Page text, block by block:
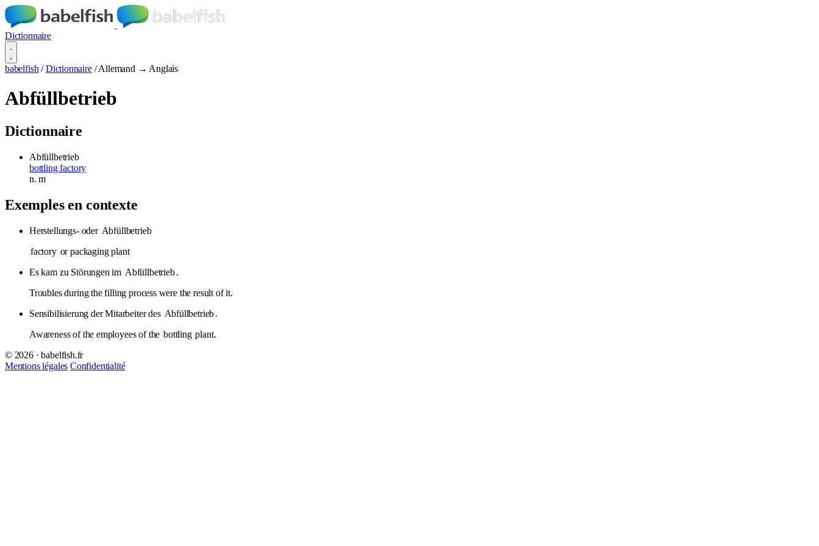
Dictionnaire
babelfish / Dictionnaire / Allemand → Anglais
Abfüllbetrieb
Dictionnaire
Abfüllbetrieb
bottling factory
n.m
Exemples en contexte
Herstellungs- oder Abfüllbetrieb
factory or packaging plant
Es kam zu Störungen im Abfüllbetrieb.
Troubles during the filling process were the result of it.
Sensibilisierung der Mitarbeiter des Abfüllbetrieb.
Awareness of the employees of the bottling plant.
© 2026 · babelfish.fr
Mentions légales Confidentialité